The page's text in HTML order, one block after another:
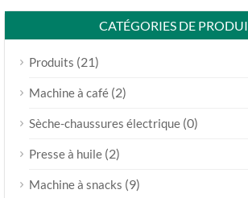
CATÉGORIES DE
Produits (21)
Machine à café (2)
Sèche-chaussures électrique (0)
Presse à huile (2)
Machine à snacks (9)